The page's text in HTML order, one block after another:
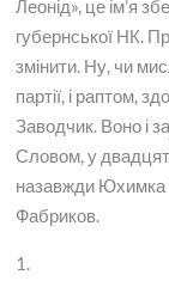
Леонід», це ім’я
губернської НК.
змінити. Ну, чи
партії, і раптом,
Заводчик. Воно і
Словом, у
назавжди Юхимка
Фабриков.
1.